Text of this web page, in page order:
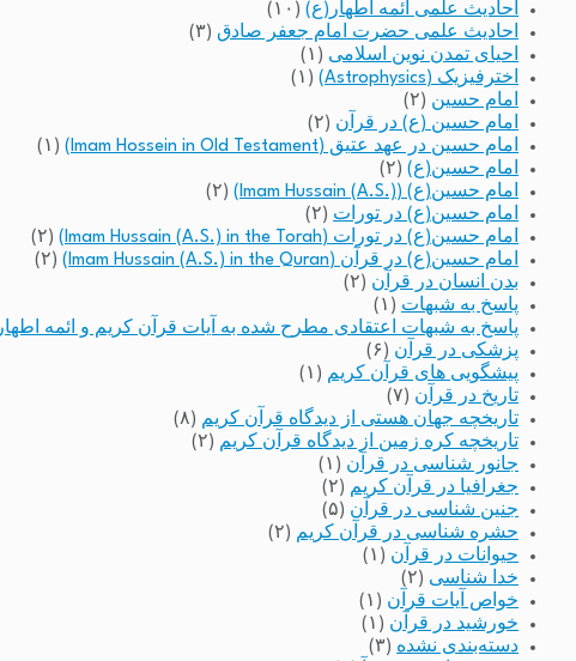
احادیث علمی ائمه اطهار(ع) (۱۰)
احادیث علمی حضرت امام جعفر صادق (۳)
احیای تمدن نوین اسلامی (۱)
اخترفیزیک (Astrophysics)
(۱)
امام حسین (۲)
امام حسین (ع) در قرآن (۲)
امام حسین در عهد عتیق (Imam Hossein in Old Testament)
(۱)
امام حسین(ع) (۲)
امام حسین(ع) (Imam Hussain (A.S.))
(۲)
امام حسین(ع) در تورات (۲)
امام حسین(ع) در تورات (Imam Hussain (A.S.) in the Torah)
(۲)
امام حسین(ع) در قرآن (Imam Hussain (A.S.) in the Quran)
(۲)
بدن انسان در قرآن (۲)
پاسخ به شبهات (۱)
پاسخ به شبهات اعتقادی مطرح شده به آیات قرآن کریم و ائمه اطهار
پزشکی در قرآن (۶)
پیشگویی های قرآن کریم (۱)
تاریخ در قرآن (۷)
تاریخچه جهان هستی از دیدگاه قرآن کریم (۸)
تاریخچه کره زمین از دیدگاه قرآن کریم (۲)
جانور شناسی در قرآن (۱)
جغرافیا در قرآن کریم (۲)
جنین شناسی در قرآن (۵)
حشره شناسی در قرآن کریم (۲)
حیوانات در قرآن (۱)
خدا شناسی (۲)
خواص آیات قرآن (۱)
خورشید در قرآن (۱)
دسته‌بندی نشده (۳)